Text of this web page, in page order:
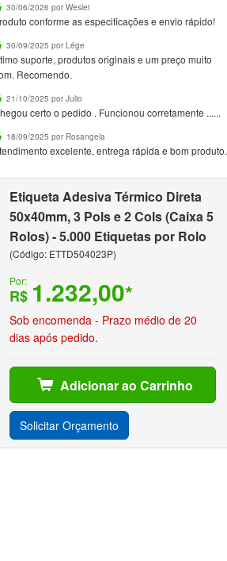
30/06/2026 por Weslei
conforme as especificações e envio rápido!
30/09/2025 por Lége
suporte, produtos originais e um preço muito
Recomendo.
21/10/2025 por Julio
certo o pedido . Funcionou corretamente ......
18/09/2025 por Rosangela
excelente, entrega rápida e bom produto.
Etiqueta Adesiva Térmico Direta
50x40mm, 3 Pols e 2 Cols (Caixa 5
Rolos) - 5.000 Etiquetas por Rolo
(Código: ETTD504023P)
Por:
R$ 1.232,00*
Sob encomenda - Prazo médio de 20
dias após pedido.
Adicionar ao Carrinho
Solicitar Orçamento